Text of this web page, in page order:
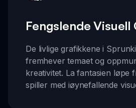
Fengslende Visuell
De livlige grafikkene i
fremhever temaet og
kreativitet. La fantasien løpe
spiller med iøynefallende